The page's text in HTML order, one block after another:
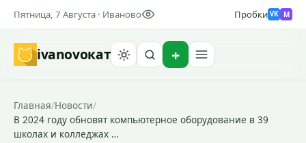
Пятница, 7 Августа · Иваново Пробки VK M
ivanovoкат
Главная/Новости/
В 2024 году обновят компьютерное оборудование в 39
школах и колледжах …